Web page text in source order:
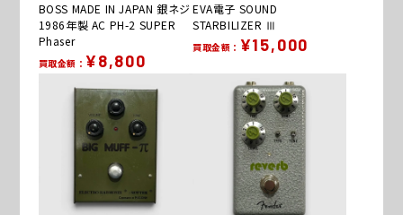
BOSS MADE IN JAPAN 銀ネジ
1986年製 AC PH-2 SUPER
Phaser
買取金額： ¥8,800
EVA電子 SOUND
STARBILIZER Ⅲ
買取金額： ¥15,000